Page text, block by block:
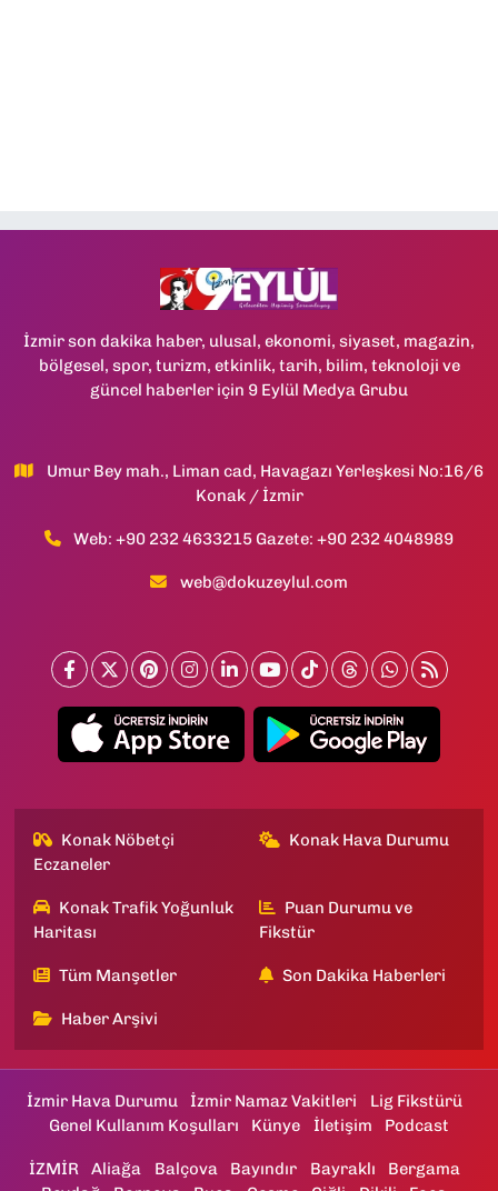
İzmir son dakika haber, ulusal, ekonomi, siyaset, magazin,
bölgesel, spor, turizm, etkinlik, tarih, bilim, teknoloji ve
güncel haberler için 9 Eylül Medya Grubu
Umur Bey mah., Liman cad, Havagazı Yerleşkesi No:16/6
Konak / İzmir
Web: +90 232 4633215 Gazete: +90 232 4048989
web@dokuzeylul.com
Konak Nöbetçi
Eczaneler
Konak Hava Durumu
Konak Trafik Yoğunluk
Haritası
Puan Durumu ve
Fikstür
Tüm Manşetler Son Dakika Haberleri
Haber Arşivi
İzmir Hava Durumu İzmir Namaz Vakitleri
Lig Fikstürü
Genel Kullanım Koşulları
Künye İletişim Podcast
İZMİR Aliağa Balçova Bayındır Bayraklı
Bergama